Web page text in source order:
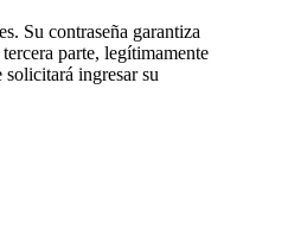
Su contraseña garantiza
parte, legítimamente
ingresar su